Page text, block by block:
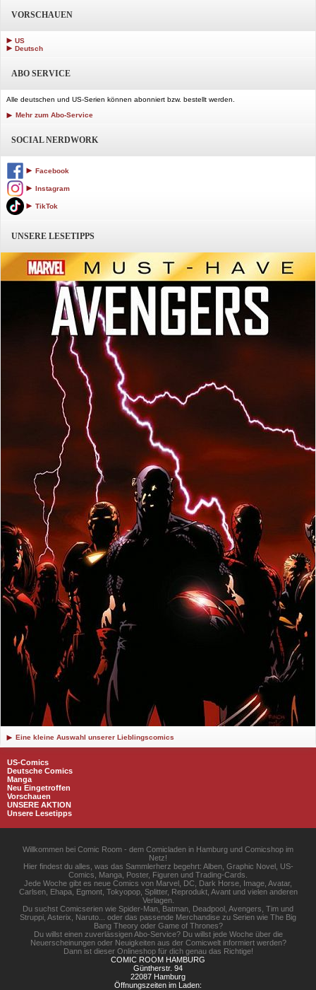
VORSCHAUEN
US
Deutsch
ABO SERVICE
Alle deutschen und US-Serien können abonniert bzw. bestellt werden.
Mehr zum Abo-Service
SOCIAL NERDWORK
Facebook
Instagram
TikTok
UNSERE LESETIPPS
Eine kleine Auswahl unserer Lieblingscomics
US-Comics
Deutsche Comics
Manga
Neu Eingetroffen
Vorschauen
UNSERE AKTION
Unsere Lesetipps
Willkommen bei Comic Room - dem Comicladen in Hamburg und Comicshop im
Netz!
Hier findest du alles, was das Sammlerherz begehrt: Alben, Graphic Novel, US-
Comics, Manga, Poster, Figuren und Trading-Cards.
Jede Woche gibt es neue Comics von Marvel, DC, Dark Horse, Image, Avatar,
Carlsen, Ehapa, Egmont, Tokyopop, Splitter, Reprodukt, Avant und vielen anderen
Verlagen.
Du suchst Comicserien wie Spider-Man, Batman, Deadpool, Avengers, Tim und
Struppi, Asterix, Naruto... oder das passende Merchandise zu Serien wie The Big
Bang Theory oder Game of Thrones?
Du willst einen zuverlässigen Abo-Service? Du willst jede Woche über die
Neuerscheinungen oder Neuigkeiten aus der Comicwelt informiert werden?
Dann ist dieser Onlineshop für dich genau das Richtige!
COMIC ROOM HAMBURG
Güntherstr. 94
22087 Hamburg
Öffnungszeiten im Laden: